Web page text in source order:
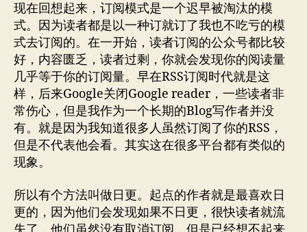
现在回想起来，订阅模式是一个迟早被淘汰的模
式。因为读者都是以一种订就订了我也不吃亏的模
式去订阅的。在一开始，读者订阅的公众号都比较
好，内容匮乏，读者过剩，你就会发现你的阅读量
几乎等于你的订阅量。早在RSS订阅时代就是这
样，后来Google关闭Google reader，一些读者非
常伤心，但是我作为一个长期的Blog写作者并没
有。就是因为我知道很多人虽然订阅了你的RSS，
但是不代表他会看。其实这在很多平台都有类似的
现象。
所以有个方法叫做日更。起点的作者就是最喜欢日
更的，因为他们会发现如果不日更，很快读者就流